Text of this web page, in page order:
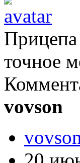
точное
vovson